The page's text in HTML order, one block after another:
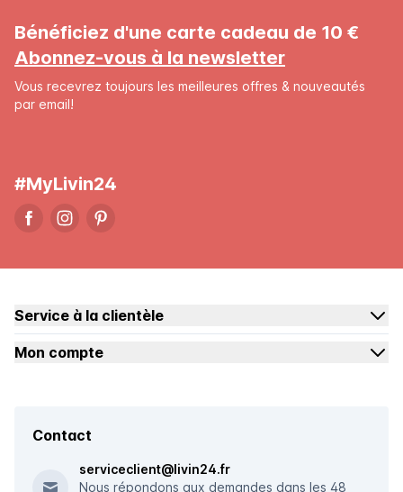
Bénéficiez d'une carte cadeau de 10 €
Abonnez-vous à la newsletter
Vous recevrez toujours les meilleures offres & nouveautés
par email!
#MyLivin24
Service à la clientèle
Mon compte
Contact
serviceclient@livin24.fr
Nous répondons aux demandes dans les 48